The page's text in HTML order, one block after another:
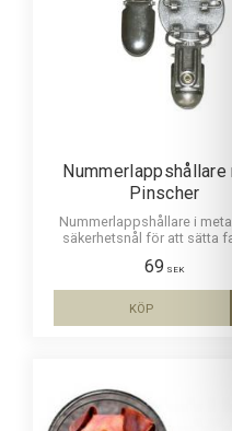
Nummerlappshållare
Pinscher
Nummerlappshållare i
säkerhetsnål för att sätta
nummerlappen. Bilden är ca
diameter och laminerad för
hållbar och ge ett uttryck av
69 SEK
KÖP